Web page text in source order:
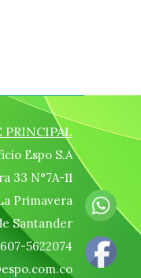
PRINCIPAL
Espo S.A
33 N°7A-11
Primavera
Santander
5622074